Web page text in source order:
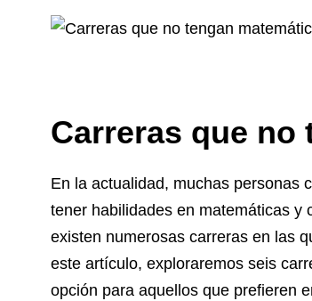
Carreras que no
En la actualidad, muchas personas
tener habilidades en matemáticas y
existen numerosas carreras en las
este artículo, exploraremos seis
opción para aquellos que prefieren